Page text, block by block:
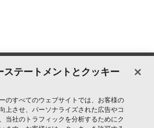
ステートメントとクッキー
のすべてのウェブサイトでは、お客様の
上させ、パーソナライズされた広告やコ
当社のトラフィックを分析するためにク